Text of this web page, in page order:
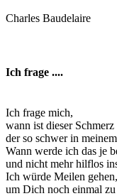
Charles Baudelaire
Ich frage ....
Ich frage mich,
wann ist dieser Schmerz
der so schwer in
Wann werde ich das je
und nicht mehr hilflos
Ich würde Meilen gehen,
um Dich noch einmal zu